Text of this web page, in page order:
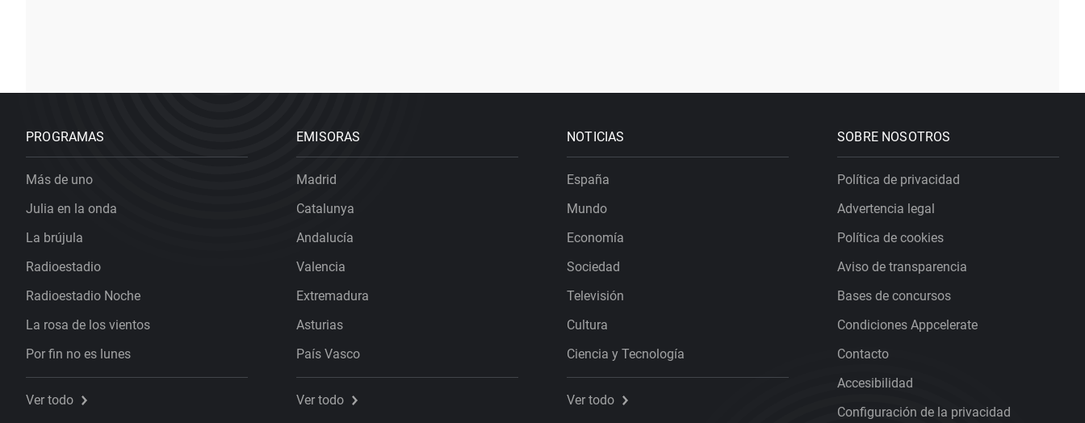
PROGRAMAS
Más de uno
Julia en la onda
La brújula
Radioestadio
Radioestadio Noche
La rosa de los vientos
Por fin no es lunes
Ver todo
EMISORAS
Madrid
Catalunya
Andalucía
Valencia
Extremadura
Asturias
País Vasco
Ver todo
NOTICIAS
España
Mundo
Economía
Sociedad
Televisión
Cultura
Ciencia y Tecnología
Ver todo
SOBRE NOSOTROS
Política de privacidad
Advertencia legal
Política de cookies
Aviso de transparencia
Bases de concursos
Condiciones Appcelerate
Contacto
Accesibilidad
Configuración de la privacidad